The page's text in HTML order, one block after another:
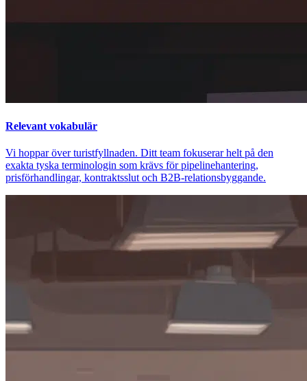
Relevant vokabulär
Vi hoppar över turistfyllnaden. Ditt team fokuserar helt på den
exakta tyska terminologin som krävs för pipelinehantering,
prisförhandlingar, kontraktsslut och B2B-relationsbyggande.